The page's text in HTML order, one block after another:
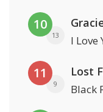
10
13 I Love
11
9
Lost
Black